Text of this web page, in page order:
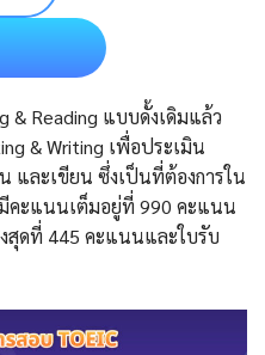
& Reading แบบดั้งเดิมแล้ว
& Writing เพื่อประเมิน
และเขียน ซึ่งเป็นที่ต้องการใน
คะแนนเต็มอยู่ที่ 990 คะแนน
สุดที่ 445 คะแนนและใบรับ